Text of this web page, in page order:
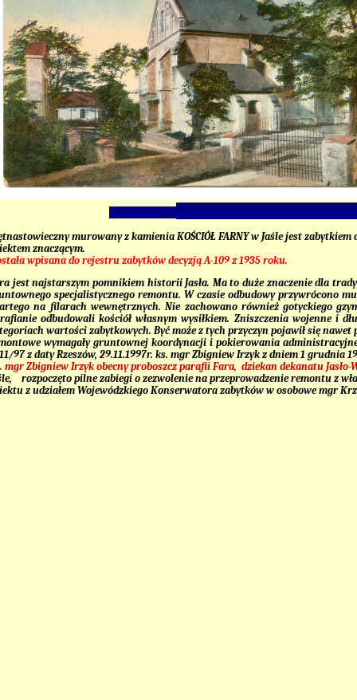
murowany z kamieniaKOŚCIÓŁ FARNYw Jaśle jest
znaczącym.
wpisana do rejestru zabytków decyzją A-109 z 1935 roku.
jest najstarszym pomnikiem historii Jasła. Ma to duże znaczenie dla
specjalistycznego remontu. W czasie odbudowy przywrócono
na filarach wewnętrznych. Nie zachowano również gotyckiego
odbudowali kościół własnym wysiłkiem. Zniszczenia wojenne i
wartości zabytkowych. Być może z tych przyczyn pojawił się
wymagały gruntownej koordynacji i pokierowania
97 z daty Rzeszów, 29.11.1997r. ks. mgr Zbigniew Irzyk z dniem 1
mgr Zbigniew Irzyk obecny proboszcz parafii Fara, dziekan dekanatu
rozpoczęto pilne zabiegi o zezwolenie na przeprowadzenie remontu z
z udziałem Wojewódzkiego Konserwatora zabytków w osobowe mgr